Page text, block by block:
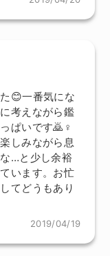
😊一番気にな
考えながら鑑
ぱいです🙇♀
しみながら息
…と少し余裕
います。お忙
てどうもあり
2019/04/19